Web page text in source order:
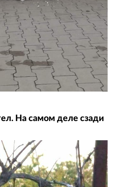
На самом деле сзади